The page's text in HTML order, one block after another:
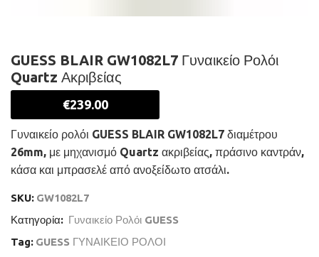
GUESS BLAIR GW1082L7 Γυναικείο Ρολόι
Quartz Ακριβείας
€239.00
Γυναικείο ρολόι GUESS BLAIR GW1082L7 διαμέτρου
26mm, με μηχανισμό Quartz ακριβείας, πράσινο καντράν,
κάσα και μπρασελέ από ανοξείδωτο ατσάλι.
SKU: GW1082L7
Κατηγορία: Γυναικείο Ρολόι GUESS
Tag: GUESS ΓΥΝΑΙΚΕΙΟ ΡΟΛΟΙ